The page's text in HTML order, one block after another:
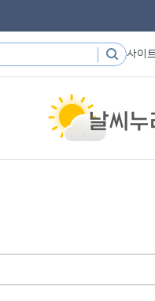
사이